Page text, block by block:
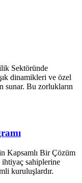
Sektöründe
dinamikleri ve özel
sunar. Bu zorlukların
Kapsamlı Bir Çözüm
ihtiyaç sahiplerine
kuruluşlardır.